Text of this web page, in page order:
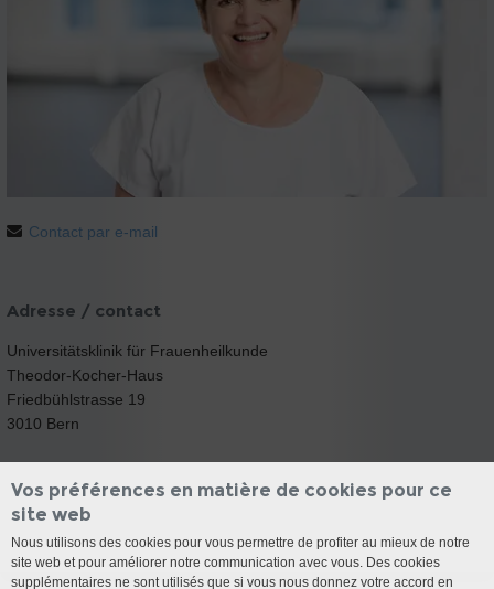
Contact par e-mail
Adresse / contact
Universitätsklinik für Frauenheilkunde
Theodor-Kocher-Haus
Friedbühlstrasse 19
3010 Bern
Vos préférences en matière de cookies pour ce
site web
Nous utilisons des cookies pour vous permettre de profiter au mieux de notre
site web et pour améliorer notre communication avec vous. Des cookies
supplémentaires ne sont utilisés que si vous nous donnez votre accord en